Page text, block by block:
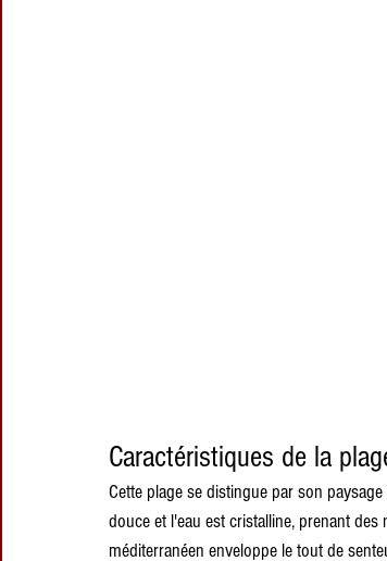
Caractéristiques de la
Cette plage se distingue par son
douce et l'eau est cristalline, prenant
méditerranéen enveloppe le tout de